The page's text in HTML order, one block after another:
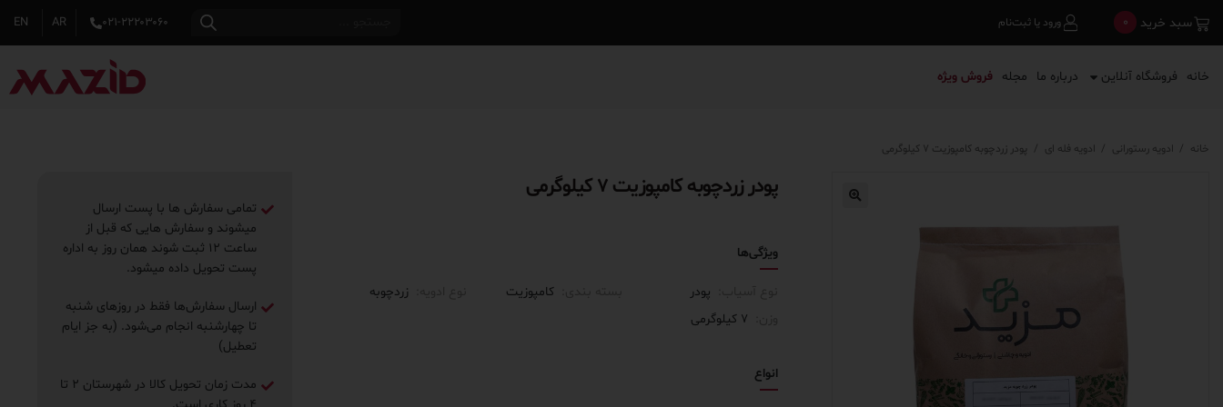
0 سبد خرید ورود یا ثبت‌نام ۰۲۱-۲۲۲۰۳۰۶۰ AR
EN
خانه فروشگاه آنلاین درباره ما مجله فروش ویژه
خانه / ادویه رستورانی / ادویه فله ای / پودر زردچوبه کامپوزیت ۷ کیلوگرمی
پودر زردچوبه کامپوزیت ۷ کیلوگرمی
انواع
ویژگی‌ها
پودر کامپوزیت
زردچوبه
۷ کیلوگرمی
تمامی سفارش ها با پست ارسال
میشوند و سفارش هایی که قبل از
ساعت ۱۲ ثبت شوند همان روز به اداره
پست تحویل داده میشود.
ارسال سفارش‌ها فقط در روزهای شنبه
تا چهارشنبه انجام می‌شود. (به جز ایام
تعطیل)
مدت زمان تحویل کالا در شهرستان ۲ تا